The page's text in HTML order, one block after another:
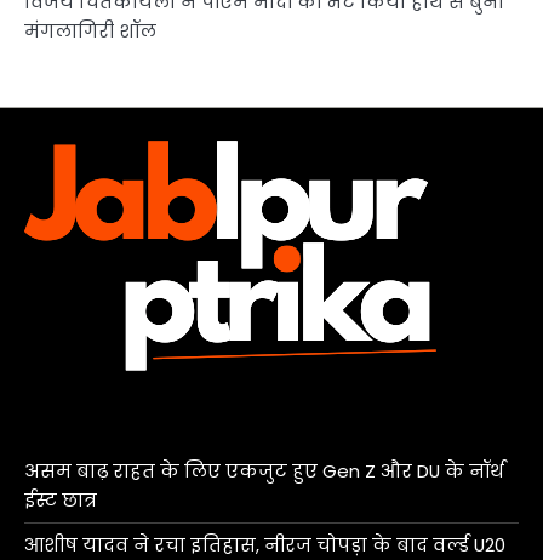
मंगलागिरी शॉल
असम बाढ़ राहत के लिए एकजुट हुए Gen Z और DU के नॉर्थ
ईस्ट छात्र
आशीष यादव ने रचा इतिहास, नीरज चोपड़ा के बाद वर्ल्ड U20